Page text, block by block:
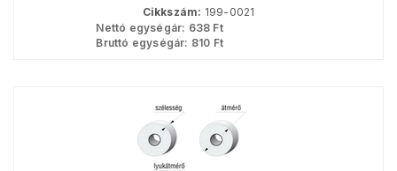
Cikkszám: 199-0021
Nettó egységár: 638 Ft
Bruttó egységár: 810 Ft